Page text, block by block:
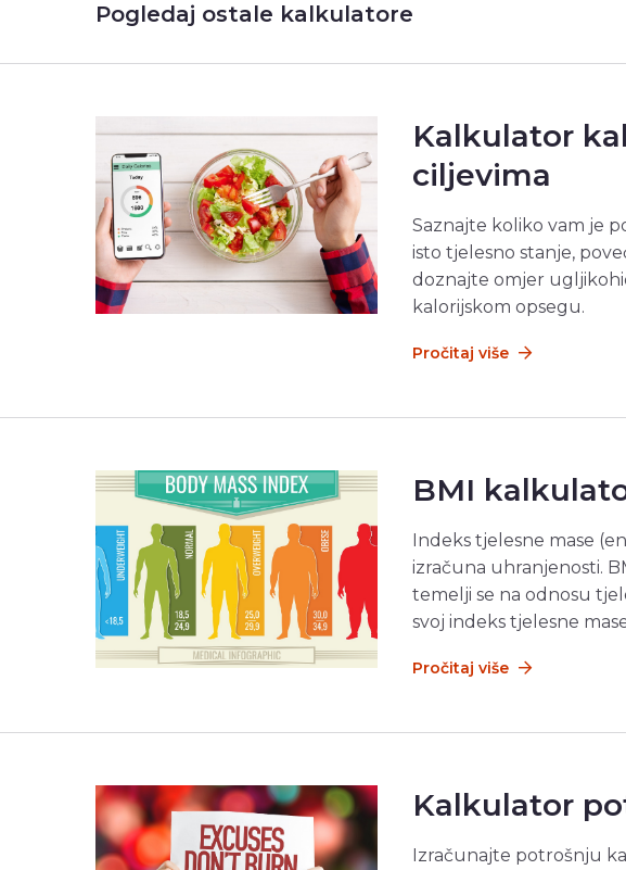
Pogledaj ostale kalkulatore
Kalkulator
ciljevima
Saznajte koliko vam je
isto tjelesno stanje,
doznajte omjer
kalorijskom opsegu.
Pročitaj više
BMI
Indeks tjelesne mase
izračuna uhranjenosti.
temelji se na odnosu
svoj indeks tjelesne
Pročitaj više
Kalkulator
Izračunajte potrošnju